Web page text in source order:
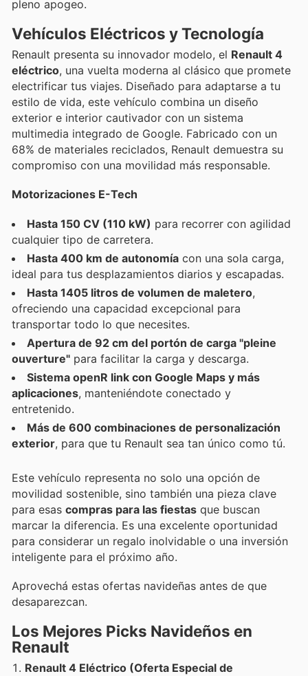
pleno apogeo.
Vehículos Eléctricos y Tecnología
Renault presenta su innovador modelo, el Renault 4
eléctrico, una vuelta moderna al clásico que promete
electrificar tus viajes. Diseñado para adaptarse a tu
estilo de vida, este vehículo combina un diseño
exterior e interior cautivador con un sistema
multimedia integrado de Google. Fabricado con un
68% de materiales reciclados, Renault demuestra su
compromiso con una movilidad más responsable.
Motorizaciones E-Tech
Hasta 150 CV (110 kW) para recorrer con agilidad
cualquier tipo de carretera.
Hasta 400 km de autonomía con una sola carga,
ideal para tus desplazamientos diarios y escapadas.
Hasta 1405 litros de volumen de maletero,
ofreciendo una capacidad excepcional para
transportar todo lo que necesites.
Apertura de 92 cm del portón de carga "pleine
ouverture" para facilitar la carga y descarga.
Sistema openR link con Google Maps y más
aplicaciones, manteniéndote conectado y
entretenido.
Más de 600 combinaciones de personalización
exterior, para que tu Renault sea tan único como tú.
Este vehículo representa no solo una opción de
movilidad sostenible, sino también una pieza clave
para esas compras para las fiestas que buscan
marcar la diferencia. Es una excelente oportunidad
para considerar un regalo inolvidable o una inversión
inteligente para el próximo año.
Aprovechá estas ofertas navideñas antes de que
desaparezcan.
Los Mejores Picks Navideños en
Renault
Renault 4 Eléctrico (Oferta Especial de